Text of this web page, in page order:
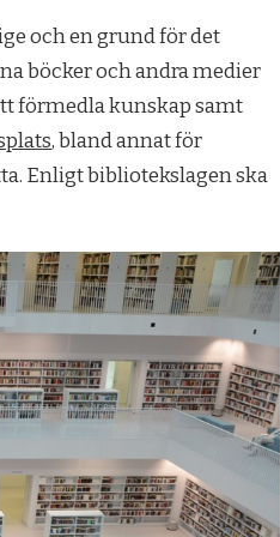
och en grund för det
böcker och andra medier
förmedla kunskap samt
, bland annat för
Enligt bibliotekslagen ska